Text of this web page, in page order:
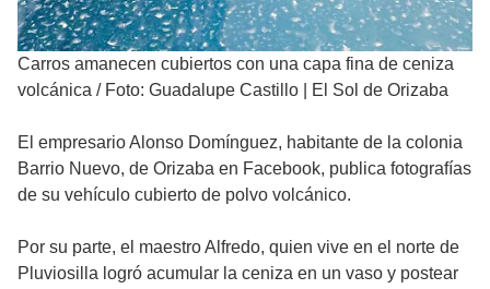
Carros amanecen cubiertos con una capa fina de ceniza
volcánica / Foto: Guadalupe Castillo | El Sol de Orizaba
El empresario Alonso Domínguez, habitante de la colonia
Barrio Nuevo, de Orizaba en Facebook, publica fotografías
de su vehículo cubierto de polvo volcánico.
Por su parte, el maestro Alfredo, quien vive en el norte de
Pluviosilla logró acumular la ceniza en un vaso y postear